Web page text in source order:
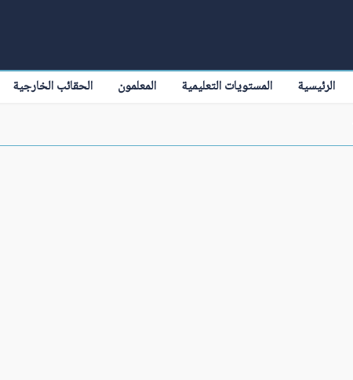
الرئيسية المستويات التعليمية المعلمون الحقائب الخارجية